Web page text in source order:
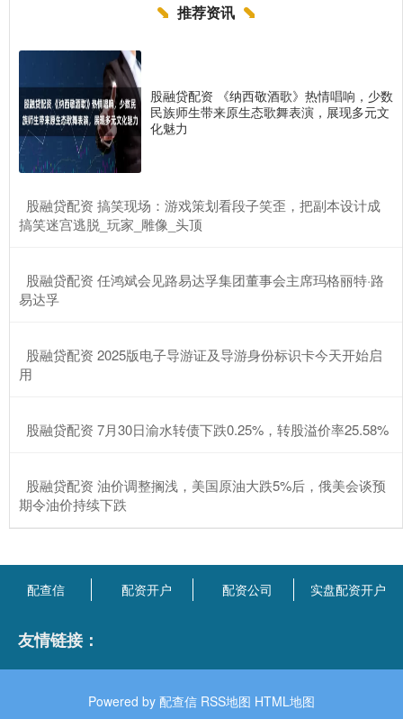
推荐资讯
股融贷配资 《纳西敬酒歌》热情唱响，少数
民族师生带来原生态歌舞表演，展现多元文
化魅力
​股融贷配资 搞笑现场：游戏策划看段子笑歪，把副本设计成
搞笑迷宫逃脱_玩家_雕像_头顶
​股融贷配资 任鸿斌会见路易达孚集团董事会主席玛格丽特·路
易达孚
​股融贷配资 2025版电子导游证及导游身份标识卡今天开始启
用
​股融贷配资 7月30日渝水转债下跌0.25%，转股溢价率25.58%
​股融贷配资 油价调整搁浅，美国原油大跌5%后，俄美会谈预
期令油价持续下跌
配查信 配资开户 配资公司 实盘配资开户
友情链接：
Powered by 配查信 RSS地图 HTML地图